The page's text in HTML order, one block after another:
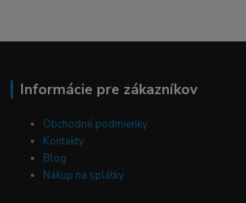
Informácie pre zákazníkov
Obchodné podmienky
Kontakty
Blog
Nákup na splátky